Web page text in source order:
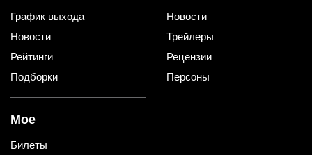
График выхода
Новости
Рейтинги
Подборки
Новости
Трейлеры
Рецензии
Персоны
Мое
Билеты